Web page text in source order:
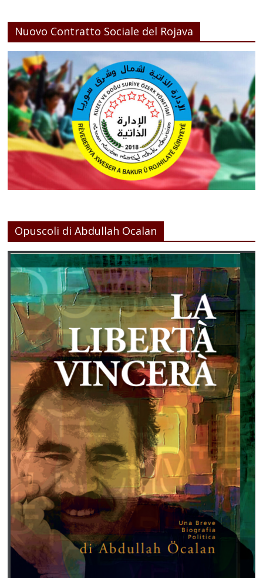
Nuovo Contratto Sociale del Rojava
Opuscoli di Abdullah Ocalan